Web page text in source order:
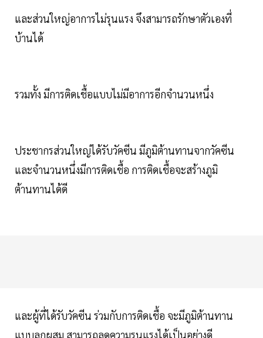
และส่วนใหญ่อาการไม่รุนแรง จึงสามารถรักษาตัวเองที่
บ้านได้
รวมทั้ง มีการติดเชื้อแบบไม่มีอาการอีกจำนวนหนึ่ง
ประชากรส่วนใหญ่ได้รับวัคซีน มีภูมิต้านทานจากวัคซีน
และจำนวนหนึ่งมีการติดเชื้อ การติดเชื้อจะสร้างภูมิ
ต้านทานได้ดี
และผู้ที่ได้รับวัคซีน ร่วมกับการติดเชื้อ จะมีภูมิต้านทาน
แบบลูกผสม สามารถลดความรุนแรงได้เป็นอย่างดี